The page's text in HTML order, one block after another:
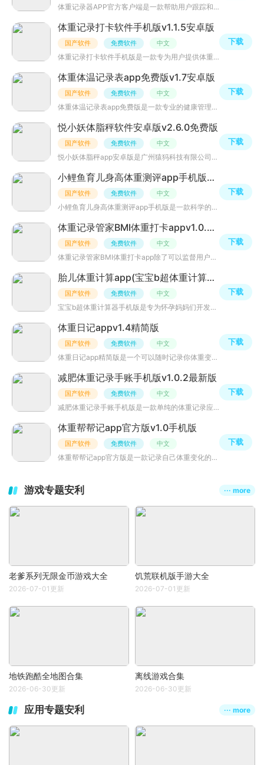
体重记录器APP官方客户端是一款帮助用户跟踪和管理体重变化的应用程序。通过记录每日的体重数据，用户可以清
体重记录打卡软件手机版v1.1.5安卓版
国产软件 免费软件 中文
体重记录打卡软件手机版是一款专为用户提供体重管理和记录的软件，用户可以通过该软件记录每天的体重数据，
下载
体重体温记录表app免费版v1.7安卓版
国产软件 免费软件 中文
体重体温记录表app免费版是一款专业的健康管理软件，软件提供了方便快捷的记录体重和体温的功能，帮助用户监
下载
悦小妖体脂秤软件安卓版v2.6.0免费版
国产软件 免费软件 中文
悦小妖体脂秤app安卓版是广州猿犸科技有限公司开发的悦小妖体脂秤软件，与悦小妖智能体脂秤连用，精准记录你
下载
小鲤鱼育儿身高体重测评app手机版v6.7.1官方版
国产软件 免费软件 中文
小鲤鱼育儿身高体重测评app手机版是一款科学的育儿软件，专为婴幼儿宝宝打造的身高体重记录评测软件，在这里
下载
体重记录管家BMI体重打卡appv1.0.4安卓版
国产软件 免费软件 中文
体重记录管家BMI体重打卡app除了可以监督用户每天进行打卡以外，还会帮助用户计算出身体的BMI值，同时又可以
下载
胎儿体重计算app(宝宝b超体重计算器手机版)v1.0胎儿体重计算
国产软件 免费软件 中文
宝宝b超体重计算器手机版是专为怀孕妈妈们开发的一款胎儿体重计算软件，宝宝b超体重计算器能够帮助准妈妈快
下载
体重日记appv1.4精简版
国产软件 免费软件 中文
体重日记app精简版是一个可以随时记录你体重变化的应用，体重日记app精简版通过图表数据来表现你的体重变化
下载
减肥体重记录手账手机版v1.0.2最新版
国产软件 免费软件 中文
减肥体重记录手账手机版是一款单纯的体重记录应用，界面简洁无广告，支持列表和日历显示，自动为你计算BMI，
下载
体重帮帮记app官方版v1.0手机版
国产软件 免费软件 中文
体重帮帮记app官方版是一款记录自己体重变化的软件，体重帮帮记app会时刻记录你的体重，运用图表的形式让你
下载
游戏专题安利 ··· more
老爹系列无限金币游戏大全
2026-07-01更新
饥荒联机版手游大全
2026-07-01更新
地铁跑酷全地图合集
2026-06-30更新
离线游戏合集
2026-06-30更新
应用专题安利 ··· more